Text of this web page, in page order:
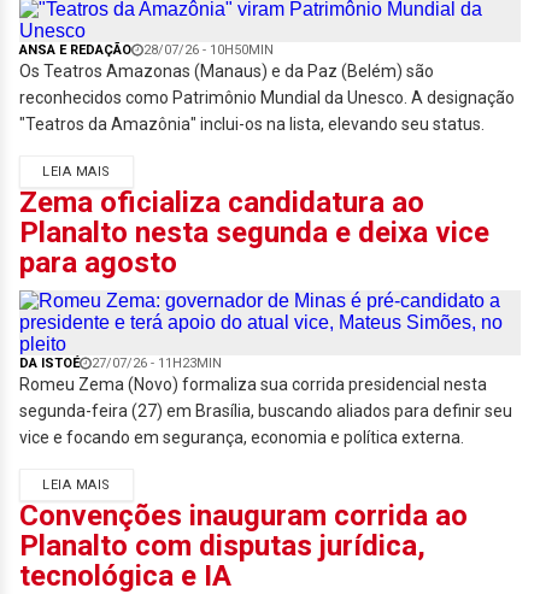
ANSA E REDAÇÃO 28/07/26 - 10H50MIN
Os Teatros Amazonas (Manaus) e da Paz (Belém) são
reconhecidos como Patrimônio Mundial da Unesco. A designação
"Teatros da Amazônia" inclui-os na lista, elevando seu status.
LEIA MAIS
Zema oficializa candidatura ao
Planalto nesta segunda e deixa vice
para agosto
DA ISTOÉ 27/07/26 - 11H23MIN
Romeu Zema (Novo) formaliza sua corrida presidencial nesta
segunda-feira (27) em Brasília, buscando aliados para definir seu
vice e focando em segurança, economia e política externa.
LEIA MAIS
Convenções inauguram corrida ao
Planalto com disputas jurídica,
tecnológica e IA